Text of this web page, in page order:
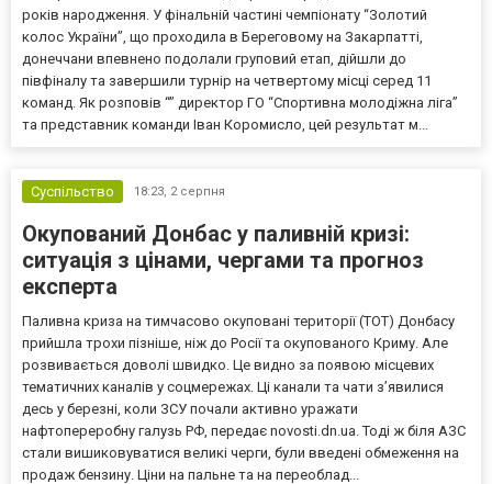
років народження. У фінальній частині чемпіонату “Золотий
колос України”, що проходила в Береговому на Закарпатті,
донеччани впевнено подолали груповий етап, дійшли до
півфіналу та завершили турнір на четвертому місці серед 11
команд. Як розповів “” директор ГО “Спортивна молодіжна ліга”
та представник команди Іван Коромисло, цей результат м...
Суспільство 18:23, 2 серпня
Окупований Донбас у паливній кризі:
ситуація з цінами, чергами та прогноз
експерта
Паливна криза на тимчасово окуповані території (ТОТ) Донбасу
прийшла трохи пізніше, ніж до Росії та окупованого Криму. Але
розвивається доволі швидко. Це видно за появою місцевих
тематичних каналів у соцмережах. Ці канали та чати з’явилися
десь у березні, коли ЗСУ почали активно уражати
нафтопереробну галузь РФ, передає novosti.dn.ua. Тоді ж біля АЗС
стали вишиковуватися великі черги, були введені обмеження на
продаж бензину. Ціни на пальне та на переоблад...